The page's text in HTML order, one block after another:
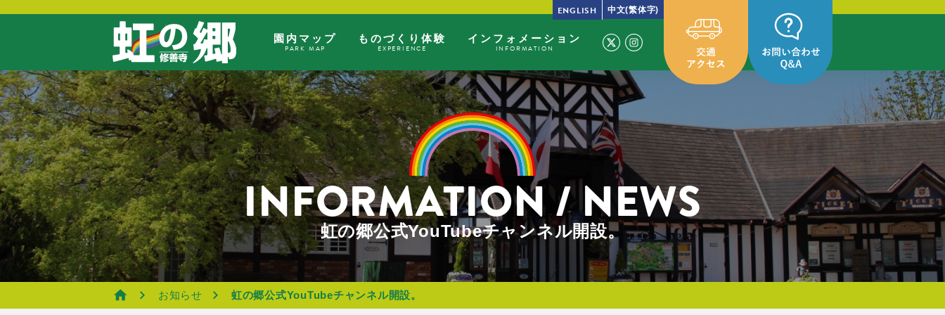
園内マップ
PARK MAP
ものづくり体験
EXPERIENCE
インフォメーション
INFORMATION
ENGLISH 中文(繁体字)
INFORMATION / NEWS
虹の郷公式YouTubeチャンネル開設。
お知らせ 虹の郷公式YouTubeチャンネル開設。